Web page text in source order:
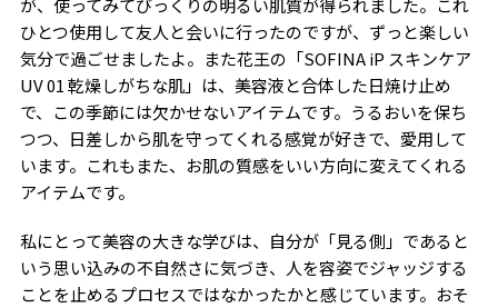
が、使ってみてびっくりの明るい肌質が得られました。これ
ひとつ使用して友人と会いに行ったのですが、ずっと楽しい
気分で過ごせましたよ。また花王の「SOFINA iP スキンケア
UV 01乾燥しがちな肌」は、美容液と合体した日焼け止め
で、この季節には欠かせないアイテムです。うるおいを保ち
つつ、日差しから肌を守ってくれる感覚が好きで、愛用して
います。これもまた、お肌の質感をいい方向に変えてくれる
アイテムです。
私にとって美容の大きな学びは、自分が「見る側」であると
いう思い込みの不自然さに気づき、人を容姿でジャッジする
ことを止めるプロセスではなかったかと感じています。おそ